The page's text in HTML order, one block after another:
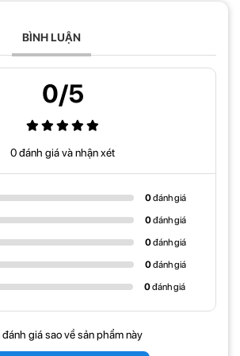
Treo Tivi Di Động NB CF100 60-
giúp điều chỉnh chiều cao TV một cách nhanh
tiện lợi, không mất nhiều thời gian.
trong căn phòng của bạn, tiết kiệm được nhiều
BÌNH LUẬN
0/5
0 đánh giá và nhận xét
0đánh giá
0đánh giá
0đánh giá
0đánh giá
0đánh giá
đánh giá sao về sản phẩm này